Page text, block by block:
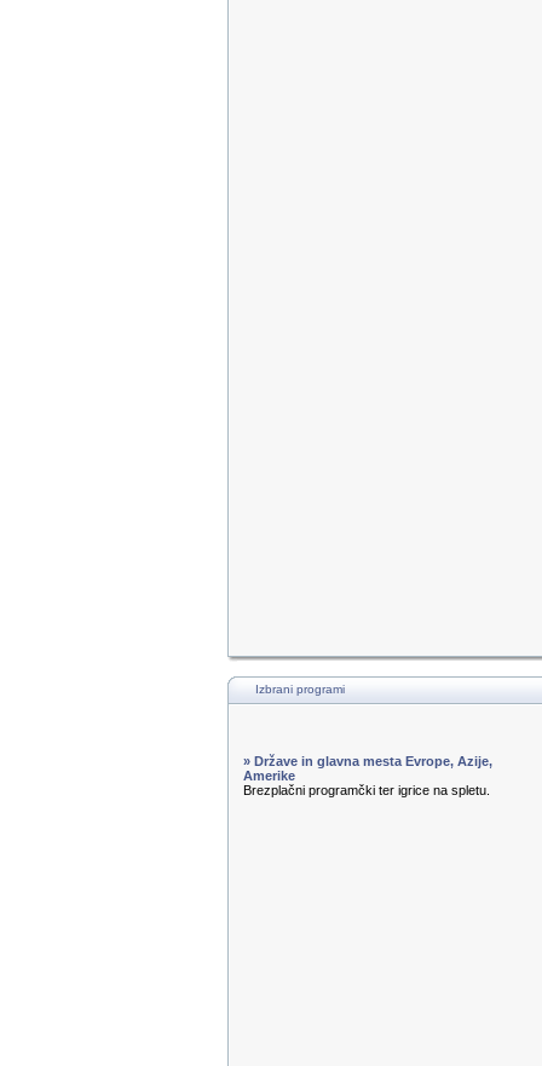
Izbrani programi
» Države in glavna mesta Evrope, Azije,
Amerike
Brezplačni programčki ter igrice na spletu.